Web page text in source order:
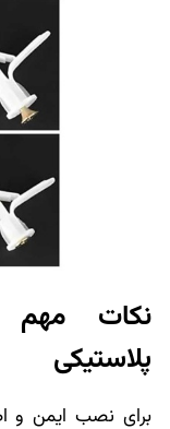
نکات مهم
پلاستیکی
برای نصب ایمن و